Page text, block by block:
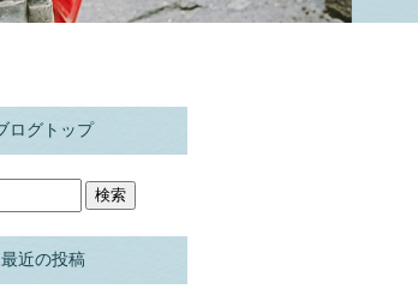
ログトップ
最近の投稿